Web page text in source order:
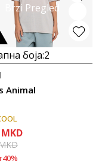
Brzi Pregled
боја:2
Animal
MKD
40%